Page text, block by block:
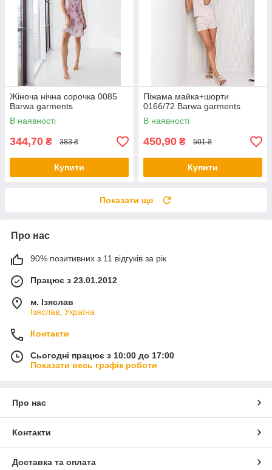
Жіноча нічна сорочка 0085
Barwa garments
В наявності
344,70 ₴ 383 ₴
Купити
Піжама майка+шорти
0166/72 Barwa garments
В наявності
450,90 ₴ 501 ₴
Купити
Показати ще
Про нас
90% позитивних з 11 відгуків за рік
Працює з 23.01.2012
м. Ізяслав
Ізяслав, Україна
Контакти
Сьогодні працює з 10:00 до 17:00
Показати весь графік роботи
Про нас
Контакти
Доставка та оплата